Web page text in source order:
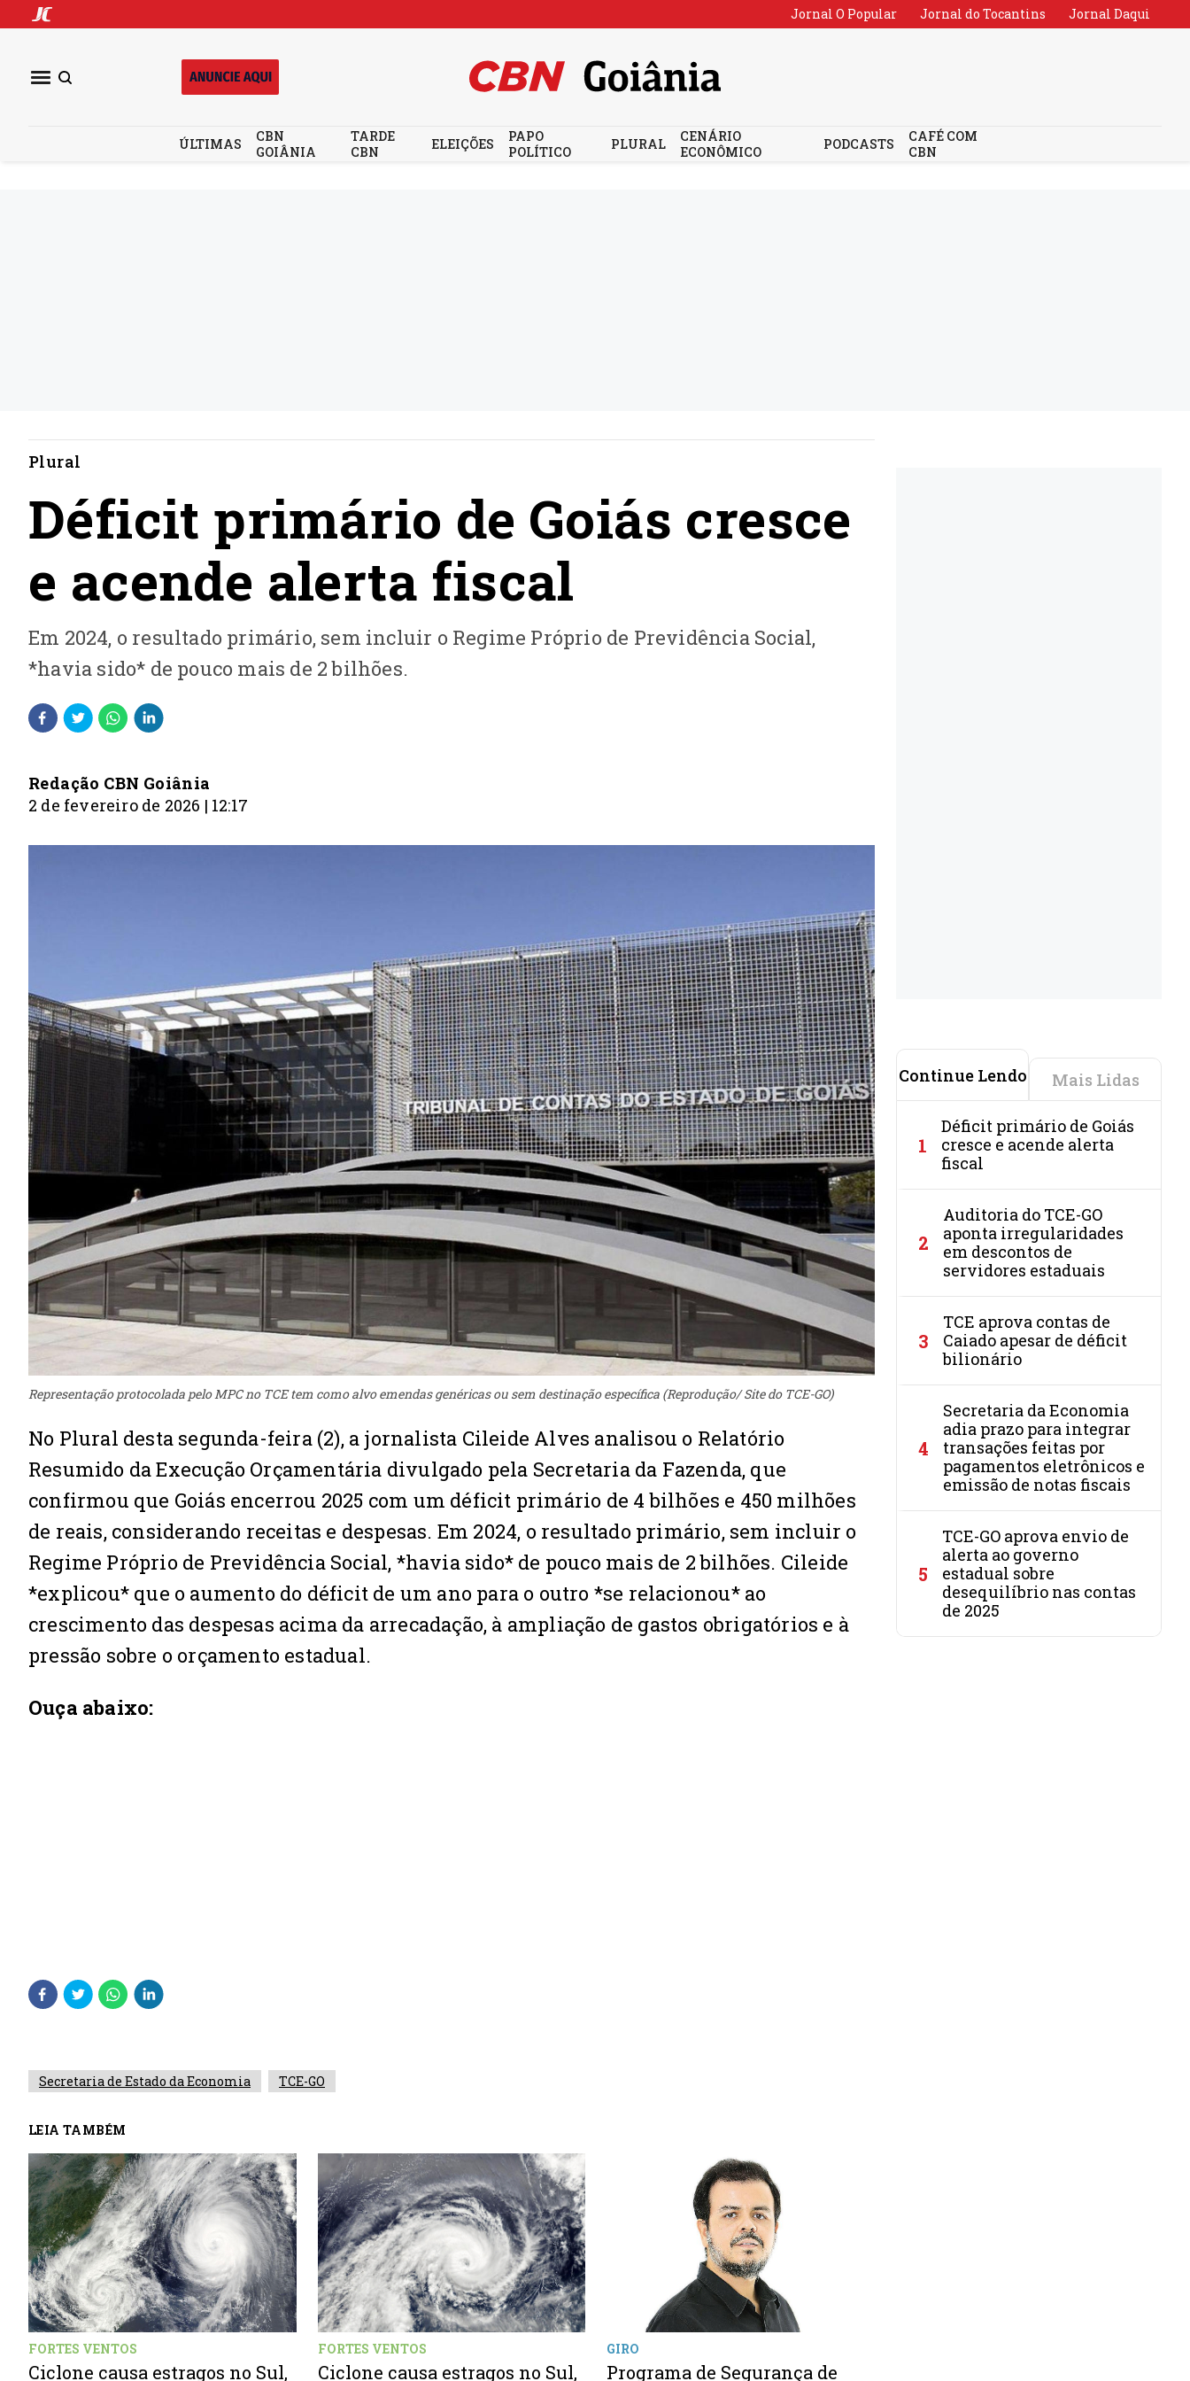
Jornal O Popular Jornal do Tocantins Jornal Daqui
ÚLTIMAS
CBN
GOIÂNIA
TARDE
CBN
ELEIÇÕES
PAPO
POLÍTICO
PLURAL
CENÁRIO
ECONÔMICO
PODCASTS
CAFÉ COM
CBN
Plural
Déficit primário de Goiás cresce
e acende alerta fiscal
Em 2024, o resultado primário, sem incluir o Regime Próprio de Previdência Social,
*havia sido* de pouco mais de 2 bilhões.
Redação CBN Goiânia
2 de fevereiro de 2026 | 12:17
Representação protocolada pelo MPC no TCE tem como alvo emendas genéricas ou sem destinação específica (Reprodução/ Site do TCE-GO)
No Plural desta segunda-feira (2), a jornalista Cileide Alves analisou o Relatório
Resumido da Execução Orçamentária divulgado pela Secretaria da Fazenda, que
confirmou que Goiás encerrou 2025 com um déficit primário de 4 bilhões e 450 milhões
de reais, considerando receitas e despesas. Em 2024, o resultado primário, sem incluir o
Regime Próprio de Previdência Social, *havia sido* de pouco mais de 2 bilhões. Cileide
*explicou* que o aumento do déficit de um ano para o outro *se relacionou* ao
crescimento das despesas acima da arrecadação, à ampliação de gastos obrigatórios e à
pressão sobre o orçamento estadual.
Ouça abaixo:
Secretaria de Estado da Economia TCE-GO
LEIA TAMBÉM
FORTES VENTOS
Ciclone causa estragos no Sul,
FORTES VENTOS
Ciclone causa estragos no Sul,
GIRO
Programa de Segurança de
Continue Lendo Mais Lidas
1
Déficit primário de Goiás
cresce e acende alerta
fiscal
2
Auditoria do TCE-GO
aponta irregularidades
em descontos de
servidores estaduais
3
TCE aprova contas de
Caiado apesar de déficit
bilionário
4
Secretaria da Economia
adia prazo para integrar
transações feitas por
pagamentos eletrônicos e
emissão de notas fiscais
5
TCE-GO aprova envio de
alerta ao governo
estadual sobre
desequilíbrio nas contas
de 2025